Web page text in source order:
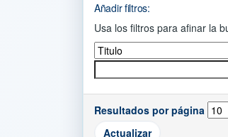
Añadir filtros:
Usa los filtros para afinar la
Resultados por página